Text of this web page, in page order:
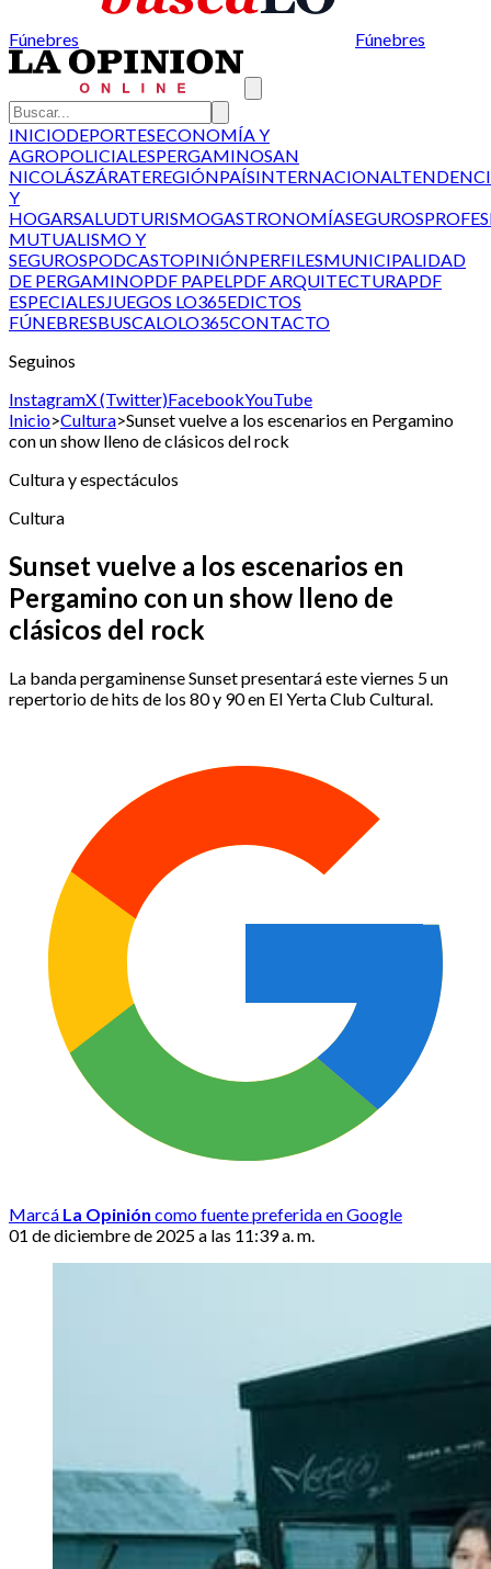
Fúnebres Fúnebres
INICIODEPORTESECONOMÍA Y
AGROPOLICIALESPERGAMINOSAN
NICOLÁSZÁRATEREGIÓNPAÍSINTERNACIONAL
Y
HOGARSALUDTURISMOGASTRONOMÍASEGUROS
MUTUALISMO Y
SEGUROSPODCASTOPINIÓNPERFILESMUNICIPALIDAD
DE PERGAMINOPDF PAPELPDF ARQUITECTURAPDF
ESPECIALESJUEGOS LO365EDICTOS
FÚNEBRESBUSCALOLO365CONTACTO
Seguinos
InstagramX (Twitter)FacebookYouTube
Inicio>Cultura>Sunset vuelve a los escenarios en Pergamino
con un show lleno de clásicos del rock
Cultura y espectáculos
Cultura
Sunset vuelve a los escenarios en
Pergamino con un show lleno de
clásicos del rock
La banda pergaminense Sunset presentará este viernes 5 un
repertorio de hits de los 80 y 90 en El Yerta Club Cultural.
Marcá La Opinión como fuente preferida en Google
01 de diciembre de 2025 a las 11:39 a. m.